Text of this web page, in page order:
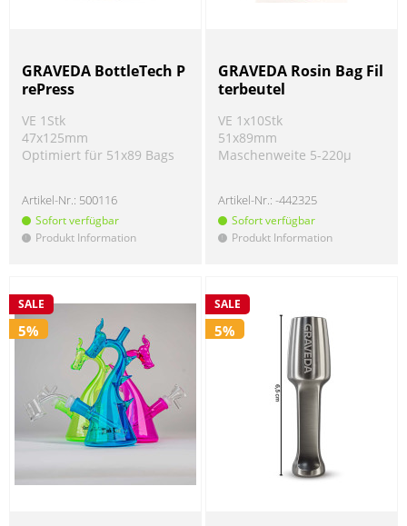
GRAVEDA BottleTech P
rePress
VE 1Stk
47x125mm
Optimiert für 51x89 Bags
Artikel-Nr.: 500116
Sofort verfügbar
! Produkt Information
GRAVEDA Rosin Bag Fil
terbeutel
VE 1x10Stk
51x89mm
Maschenweite 5-220µ
Artikel-Nr.:-442325
Sofort verfügbar
! Produkt Information
SALE
5%
SALE
5%